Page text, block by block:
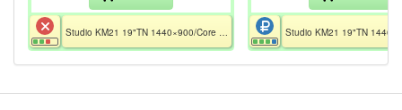
Studio KM21 19"TN 1440×900/Core 2 Duo E7500/2GB/HDD120GB/GeForce 7100 128Mb/DVDRW//WiFi+BT/без БП